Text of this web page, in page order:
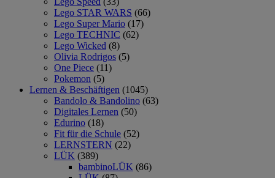
Lego STAR WARS (66)
Lego Super Mario (17)
Lego TECHNIC (62)
Lego Wicked (8)
Olivia Rodrigos (5)
One Piece (11)
Pokemon (5)
Lernen & Beschäftigen (1045)
Bandolo & Bandolino (63)
Digitales Lernen (50)
Edurino (18)
Fit für die Schule (52)
LERNSTERN (22)
LÜK (389)
bambinoLÜK (86)